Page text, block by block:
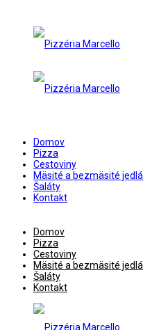
Domov
Pizza
Cestoviny
Mäsité a bezmäsité jedlá
Šaláty
Kontakt
Domov
Pizza
Cestoviny
Mäsité a bezmäsité jedlá
Šaláty
Kontakt